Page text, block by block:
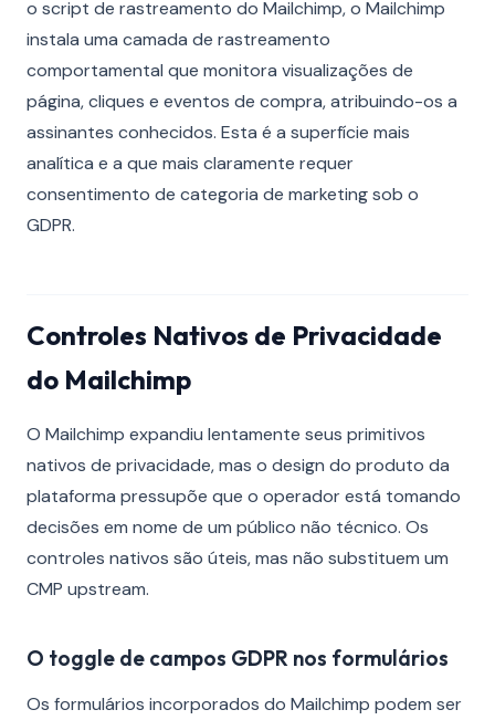
o script de rastreamento do Mailchimp, o Mailchimp
instala uma camada de rastreamento
comportamental que monitora visualizações de
página, cliques e eventos de compra, atribuindo-os a
assinantes conhecidos. Esta é a superfície mais
analítica e a que mais claramente requer
consentimento de categoria de marketing sob o
GDPR.
Controles Nativos de Privacidade
do Mailchimp
O Mailchimp expandiu lentamente seus primitivos
nativos de privacidade, mas o design do produto da
plataforma pressupõe que o operador está tomando
decisões em nome de um público não técnico. Os
controles nativos são úteis, mas não substituem um
CMP upstream.
O toggle de campos GDPR nos formulários
Os formulários incorporados do Mailchimp podem ser